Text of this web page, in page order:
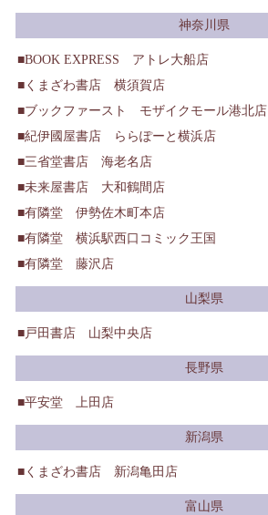
神奈川県
BOOK EXPRESS アトレ大船店
くまざわ書店 横須賀店
ブックファースト モザイクモール港北店
紀伊國屋書店 ららぽーと横浜店
三省堂書店 海老名店
未来屋書店 大和鶴間店
有隣堂 伊勢佐木町本店
有隣堂 横浜駅西口コミック王国
有隣堂 藤沢店
山梨県
戸田書店 山梨中央店
長野県
平安堂 上田店
新潟県
くまざわ書店 新潟亀田店
富山県